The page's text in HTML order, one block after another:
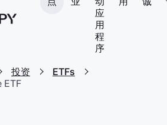
应
用
程
序
投资
ETFs
ETF